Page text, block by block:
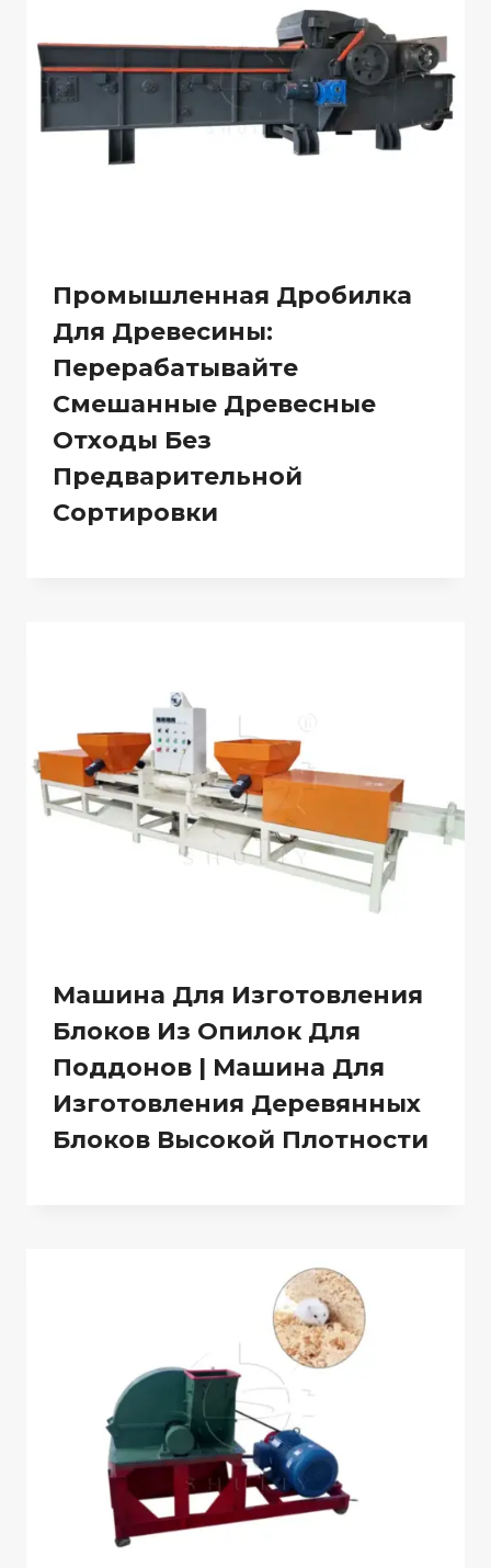
Промышленная Дробилка
Для Древесины:
Перерабатывайте
Смешанные Древесные
Отходы Без
Предварительной
Сортировки
Машина Для Изготовления
Блоков Из Опилок Для
Поддонов | Машина Для
Изготовления Деревянных
Блоков Высокой Плотности